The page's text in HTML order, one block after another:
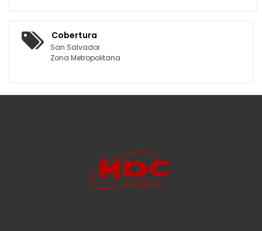
Cobertura
San Salvador
Zona Metropolitana